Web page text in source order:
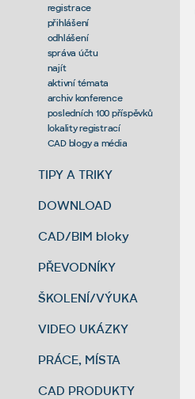
registrace
přihlášení
odhlášení
správa účtu
najít
aktivní témata
archiv konference
posledních 100 příspěvků
lokality registrací
CAD blogy a média
TIPY A TRIKY
DOWNLOAD
CAD/BIM bloky
PŘEVODNÍKY
ŠKOLENÍ/VÝUKA
VIDEO UKÁZKY
PRÁCE, MÍSTA
CAD PRODUKTY